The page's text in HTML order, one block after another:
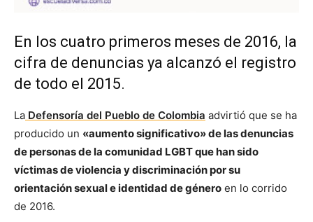
En los cuatro primeros meses de 2016, la
cifra de denuncias ya alcanzó el registro
de todo el 2015.
La Defensoría del Pueblo de Colombia advirtió que se ha
producido un «aumento significativo» de las denuncias
de personas de la comunidad LGBT que han sido
víctimas de violencia y discriminación por su
orientación sexual e identidad de género en lo corrido
de 2016.